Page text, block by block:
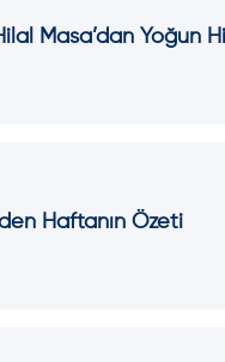
Masa’dan Yoğun
Haftanın Özeti